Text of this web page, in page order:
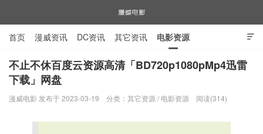
漫威电影

首页 漫威资讯 DC资讯 其它资讯 电影资源
电视剧资源 漫威图片
不止不休百度云资源高清「BD720p1080pMp4迅雷
下载」网盘
漫威电影 发布于 2023-03-19 分类： 其它资源 / 电影资源 阅读(314)